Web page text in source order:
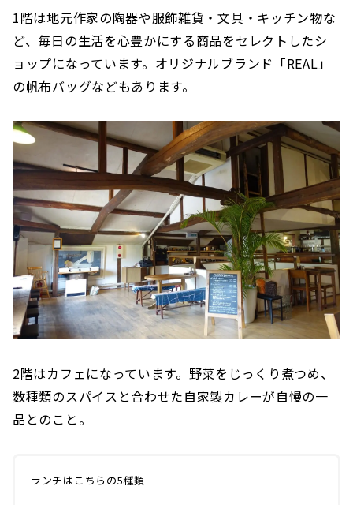
1階は地元作家の陶器や服飾雑貨・文具・キッチン物な
ど、毎日の生活を心豊かにする商品をセレクトしたシ
ョップになっています。オリジナルブランド「REAL」
の帆布バッグなどもあります。
2階はカフェになっています。野菜をじっくり煮つめ、
数種類のスパイスと合わせた自家製カレーが自慢の一
品とのこと。
ランチはこちらの5種類